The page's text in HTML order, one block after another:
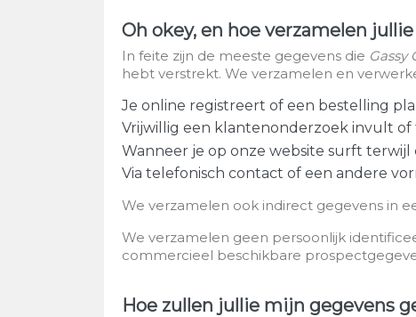
Oh okey, en hoe verzamelen
In feite zijn de meeste gegevens die Gassy
hebt verstrekt. We verzamelen en
Je online registreert of een bestelling
Vrijwillig een klantenonderzoek invult of
Wanneer je op onze website surft terwijl
Via telefonisch contact of een andere
We verzamelen ook indirect gegevens in
We verzamelen geen persoonlijk
commercieel beschikbare
Hoe zullen jullie mijn gegevens